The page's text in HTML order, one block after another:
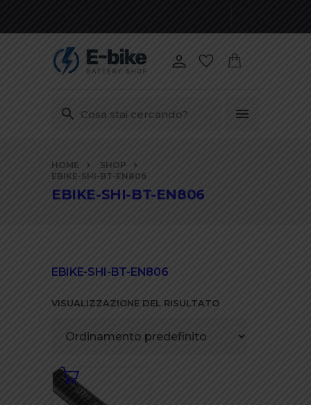
HOME
SHOP
EBIKE-SHI-BT-EN806
EBIKE-SHI-BT-EN806
EBIKE-SHI-BT-EN806
VISUALIZZAZIONE DEL RISULTATO